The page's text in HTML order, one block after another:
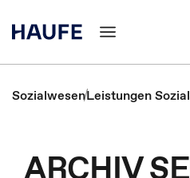
SozialwesenLeistungen
ARCHIV